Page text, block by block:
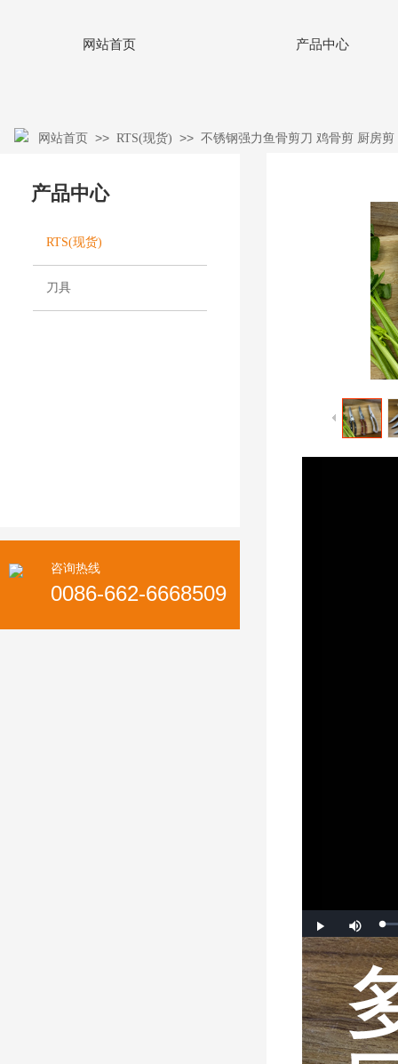
网站首页 产品中心
网站首页 >> RTS(现货) >> 不锈钢强力鱼骨剪刀 鸡骨剪 厨房剪
产品中心
RTS(现货)
刀具
咨询热线
0086-662-6668509